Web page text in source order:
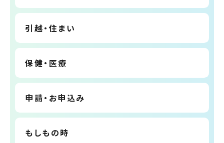
引越・住まい
保健・医療
申請・お申込み
もしもの時